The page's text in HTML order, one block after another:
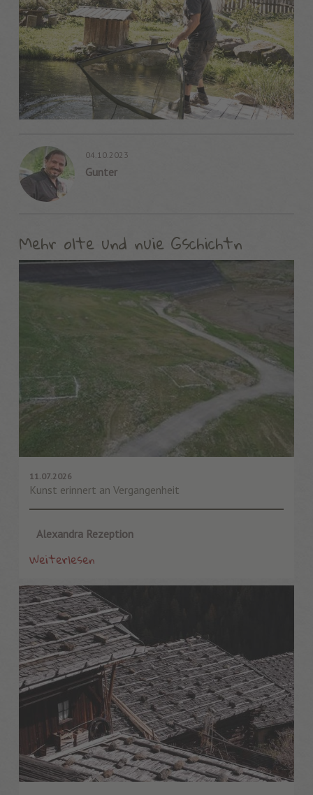
04.10.2023
Gunter
Mehr olte und nuie Gschichtn
11.07.2026
Kunst erinnert an Vergangenheit
Alexandra Rezeption
Weiterlesen